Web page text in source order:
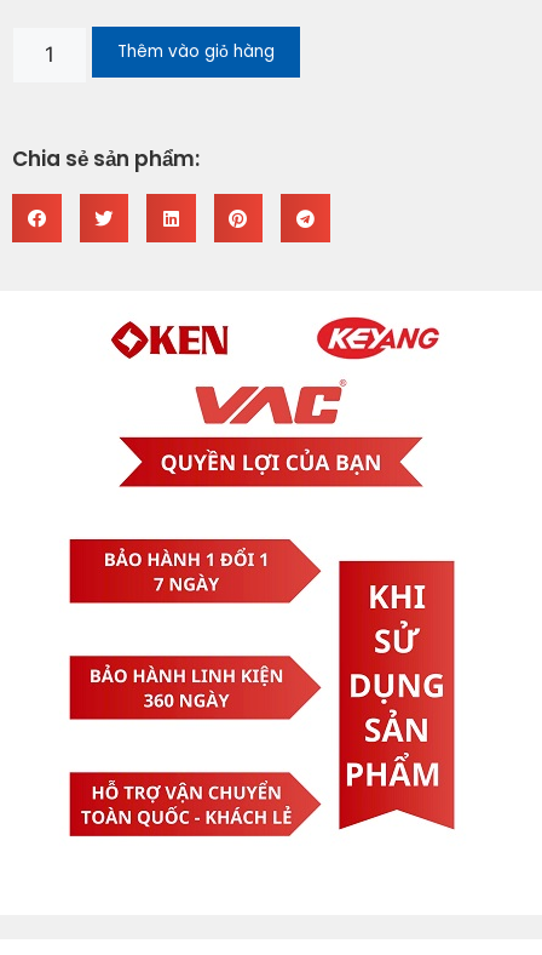
Thêm vào giỏ hàng
Chia sẻ sản phẩm: